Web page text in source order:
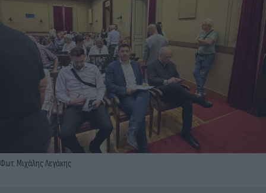
Φωτ. Μιχάλης Λεγάκης